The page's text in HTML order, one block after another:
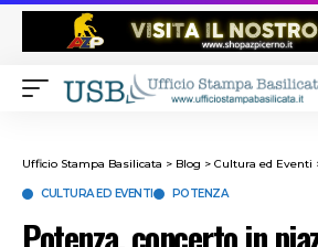
Ufficio Stampa Basilicata > Blog > Cultura ed Eventi
CULTURA ED EVENTI POTENZA